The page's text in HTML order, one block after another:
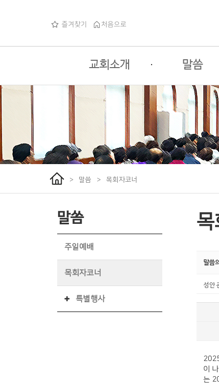
즐겨찾기 처음으로
교회소개
교회소개
교회사명
교회로고
교회연혁
섬기는분들
예배안내
· 말씀
주일예배
목회자코너
특별행사
> 말씀 > 목회자코너
말씀
주일예배
목회자코너
특별행사
목
말씀
성안
이
는